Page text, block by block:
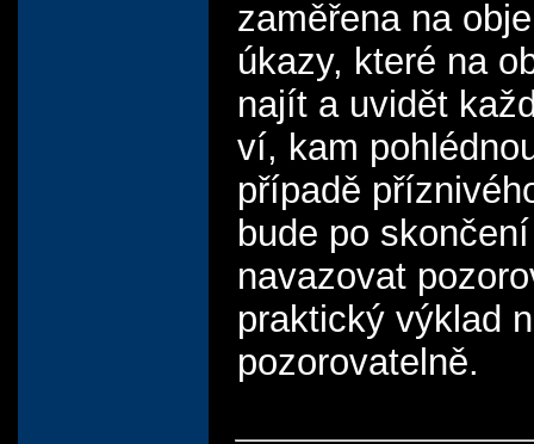
zaměřena na
úkazy, které na
najít a uvidět
ví, kam
případě
bude po
navazovat
praktický výklad
pozorovatelně.